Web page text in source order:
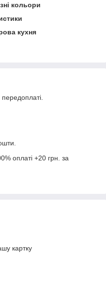
кольори
кухня
оплаті +20 грн. за
картку